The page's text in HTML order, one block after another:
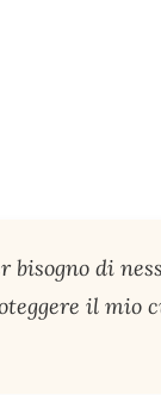
bisogno di
il mio